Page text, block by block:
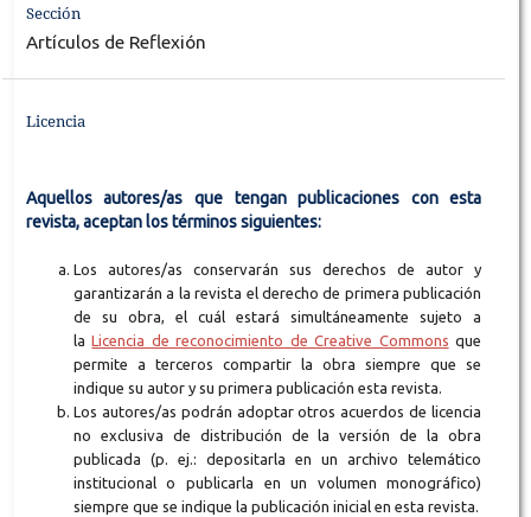
Sección
Artículos de Reflexión
Licencia
Aquellos autores/as que tengan publicaciones con esta
revista, aceptan los términos siguientes:
Los autores/as conservarán sus derechos de autor y
garantizarán a la revista el derecho de primera publicación
de su obra, el cuál estará simultáneamente sujeto a
laLicencia de reconocimiento de Creative Commons que
permite a terceros compartir la obra siempre que se
indique su autor y su primera publicación esta revista.
Los autores/as podrán adoptar otros acuerdos de licencia
no exclusiva de distribución de la versión de la obra
publicada (p. ej.: depositarla en un archivo telemático
institucional o publicarla en un volumen monográfico)
siempre que se indique la publicación inicial en esta revista.